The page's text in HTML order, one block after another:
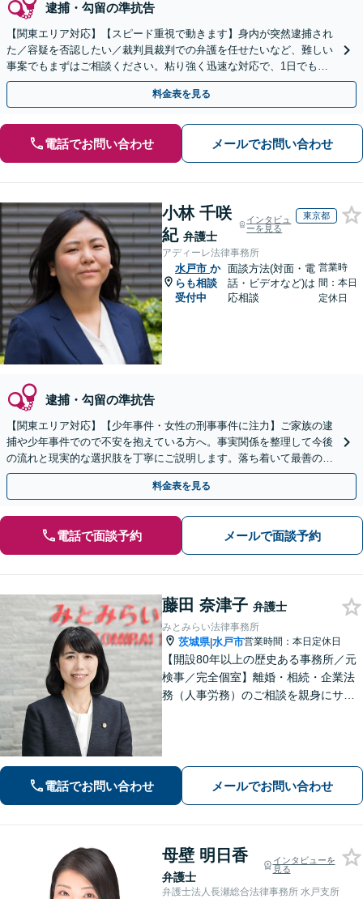
逮捕・勾留の準抗告
【関東エリア対応】【スピード重視で動きます】身内が突然逮捕され
た／容疑を否認したい／裁判員裁判での弁護を任せたいなど、難しい
事案でもまずはご相談ください。粘り強く迅速な対応で、1日でも早
い解決を目指します。刑事事件は迷わず弁護士へ！
料金表を見る
電話でお問い合わせ メールでお問い合わせ
小林 千咲
紀 弁護士
インタビュ
ーを見る
東京都
アディーレ法律事務所
水戸市 か
らも相談
受付中
面談方法(対面・電
話・ビデオなど)は
応相談
営業時
間：本日
定休日
逮捕・勾留の準抗告
【関東エリア対応】【少年事件・女性の刑事事件に注力】ご家族の逮
捕や少年事件でので不安を抱えている方へ。事実関係を整理して今後
の流れと現実的な選択肢を丁寧にご説明します。落ち着いて最善の対
応を検討したい方は、ご相談ください。
料金表を見る
電話で面談予約 メールで面談予約
藤田 奈津子 弁護士
みとみらい法律事務所
茨城県|水戸市営業時間：本日定休日
【開設80年以上の歴史ある事務所／元
検事／完全個室】離婚・相続・企業法
務（人事労務）のご相談を親身にサポ
中心とした企業法務に対応
電話でお問い合わせ メールでお問い合わせ
母壁 明日香
弁護士
インタビューを
見る
弁護士法人長瀬総合法律事務所 水戸支所